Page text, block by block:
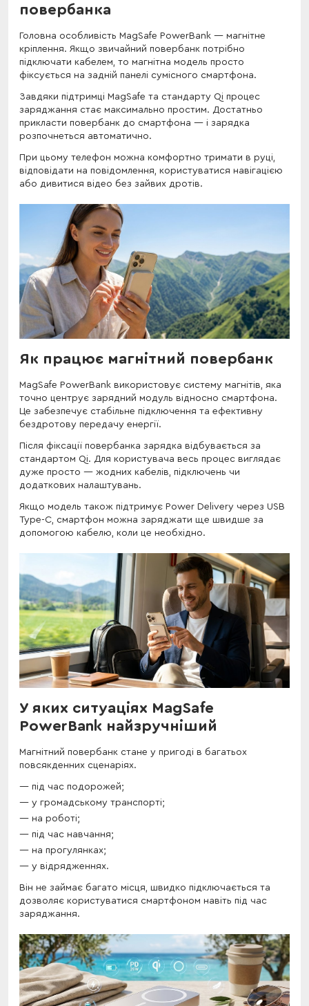
повербанка
Головна особливість MagSafe PowerBank — магнітне
кріплення. Якщо звичайний повербанк потрібно
підключати кабелем, то магнітна модель просто
фіксується на задній панелі сумісного смартфона.
Завдяки підтримці MagSafe та стандарту Qi процес
заряджання стає максимально простим. Достатньо
прикласти повербанк до смартфона — і зарядка
розпочнеться автоматично.
При цьому телефон можна комфортно тримати в руці,
відповідати на повідомлення, користуватися навігацією
або дивитися відео без зайвих дротів.
Як працює магнітний повербанк
MagSafe PowerBank використовує систему магнітів, яка
точно центрує зарядний модуль відносно смартфона.
Це забезпечує стабільне підключення та ефективну
бездротову передачу енергії.
Після фіксації повербанка зарядка відбувається за
стандартом Qi. Для користувача весь процес виглядає
дуже просто — жодних кабелів, підключень чи
додаткових налаштувань.
Якщо модель також підтримує Power Delivery через USB
Type-C, смартфон можна заряджати ще швидше за
допомогою кабелю, коли це необхідно.
У яких ситуаціях MagSafe
PowerBank найзручніший
Магнітний повербанк стане у пригоді в багатьох
повсякденних сценаріях.
під час подорожей;
у громадському транспорті;
на роботі;
під час навчання;
на прогулянках;
у відрядженнях.
Він не займає багато місця, швидко підключається та
дозволяє користуватися смартфоном навіть під час
заряджання.